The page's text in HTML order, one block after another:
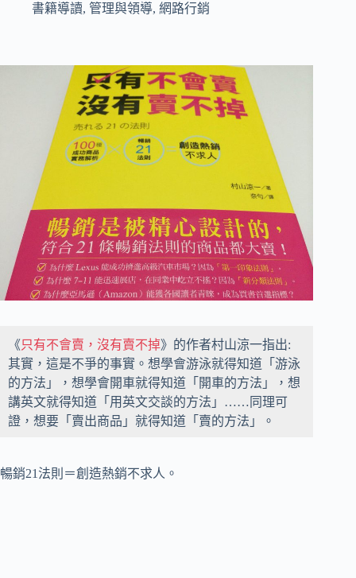
書籍導讀, 管理與領導, 網路行銷
《只有不會賣，沒有賣不掉》的作者村山涼一指出:
其實，這是不爭的事實。想學會游泳就得知道「游泳
的方法」，想學會開車就得知道「開車的方法」，想
講英文就得知道「用英文交談的方法」……同理可
證，想要「賣出商品」就得知道「賣的方法」。
暢銷21法則＝創造熱銷不求人。